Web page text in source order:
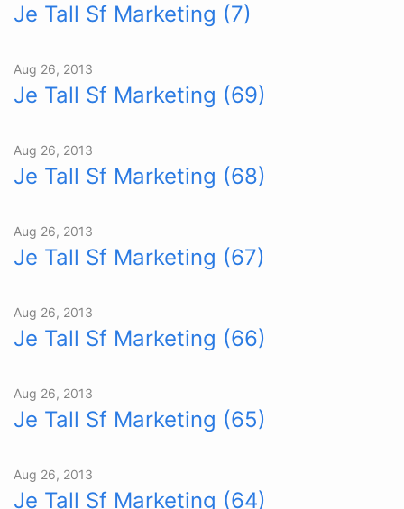
Je Tall Sf Marketing (7)
Aug 26, 2013
Je Tall Sf Marketing (69)
Aug 26, 2013
Je Tall Sf Marketing (68)
Aug 26, 2013
Je Tall Sf Marketing (67)
Aug 26, 2013
Je Tall Sf Marketing (66)
Aug 26, 2013
Je Tall Sf Marketing (65)
Aug 26, 2013
Je Tall Sf Marketing (64)